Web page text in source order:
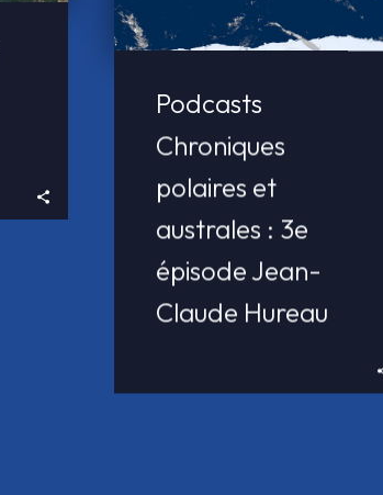
Podcasts
Chroniques
polaires et
australes : 3e
épisode Jean-
Claude Hureau